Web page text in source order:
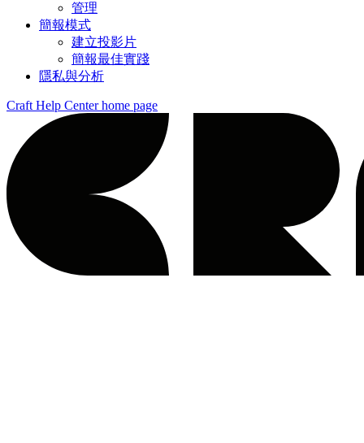
管理
簡報模式
建立投影片
簡報最佳實踐
隱私與分析
Craft Help Centerhome page